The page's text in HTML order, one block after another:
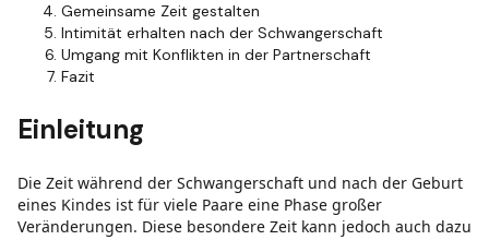
Gemeinsame Zeit gestalten
Intimität erhalten nach der Schwangerschaft
Umgang mit Konflikten in der Partnerschaft
Fazit
Einleitung
Die Zeit während der Schwangerschaft und nach der Geburt
eines Kindes ist für viele Paare eine Phase großer
Veränderungen. Diese besondere Zeit kann jedoch auch dazu